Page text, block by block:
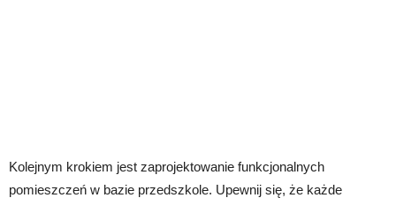
Kolejnym krokiem jest zaprojektowanie funkcjonalnych
pomieszczeń w bazie przedszkole. Upewnij się, że każde